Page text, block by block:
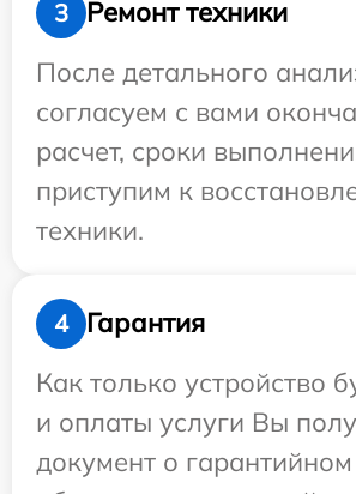
3
Ремонт техники
После детального
согласуем с вами
расчет, сроки
приступим к
техники.
4
Гарантия
Как только устройство
и оплаты услуги Вы
документ о гарантийном